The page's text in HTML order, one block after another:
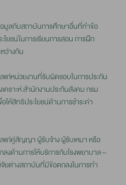
ลกับสถาบันการศึกษาอื่นที่ทำข้อ
โยชน์ในการเรียนการสอน การฝึก
ว่างกัน
หน่วยงานที่รับผิดชอบในการประกัน
คราะห์ สำนักงานประกันสังคม กรม
ห้สิทธิประโยชน์ด้านการชำระค่า
ก่คู่สัญญา ผู้รับจ้าง ผู้รับเหมา หรือ
ด้านการให้บริการกับโรงพยาบาล –
ยต่างสถาบันที่มีข้อตกลงในการทำ